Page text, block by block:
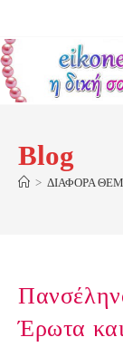
content
Blog
> ΔΙΑΦΟΡΑ
Έρωτα